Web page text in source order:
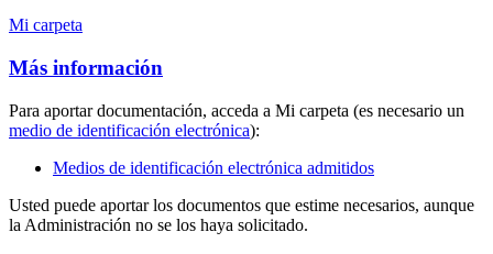
Mi carpeta
Más información
Para aportar documentación, acceda a Mi carpeta (es necesario un
medio de identificación electrónica):
Medios de identificación electrónica admitidos
Usted puede aportar los documentos que estime necesarios, aunque
la Administración no se los haya solicitado.